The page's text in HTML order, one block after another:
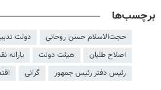
برچسب‌ها
حجت‌الاسلام حسن روحانی دولت
اصلاح طلبان
هیئت دولت
یارانه
رئیس دفتر رئیس جمهور
گرانی